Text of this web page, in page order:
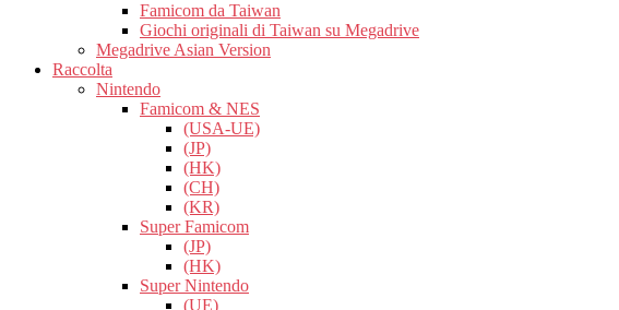
Famicom da Taiwan
Giochi originali di Taiwan su Megadrive
Megadrive Asian Version
Raccolta
Nintendo
Famicom & NES
(USA-UE)
(JP)
(HK)
(CH)
(KR)
Super Famicom
(JP)
(HK)
Super Nintendo
(UE)